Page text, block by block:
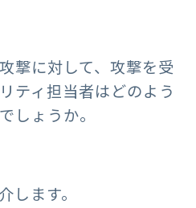
撃に対して、攻撃を受
ティ担当者はどのよう
しょうか。
します。